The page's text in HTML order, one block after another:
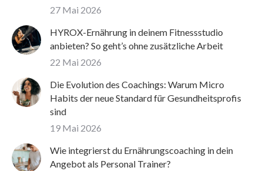
27 Mai 2026
HYROX-Ernährung in deinem Fitnessstudio
anbieten? So geht’s ohne zusätzliche Arbeit
22 Mai 2026
Die Evolution des Coachings: Warum Micro
Habits der neue Standard für Gesundheitsprofis
sind
19 Mai 2026
Wie integrierst du Ernährungscoaching in dein
Angebot als Personal Trainer?